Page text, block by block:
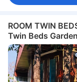
ROOM TWIN
Twin Beds